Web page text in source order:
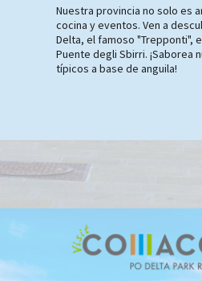
Nuestra provincia no solo es
cocina y eventos. Ven a
Delta, el famoso "Trepponti",
Puente degli Sbirri. ¡Saborea
típicos a base de anguila!